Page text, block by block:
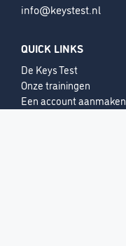
info@keystest.nl
QUICK LINKS
De Keys Test
Onze trainingen
Een account aanmaken